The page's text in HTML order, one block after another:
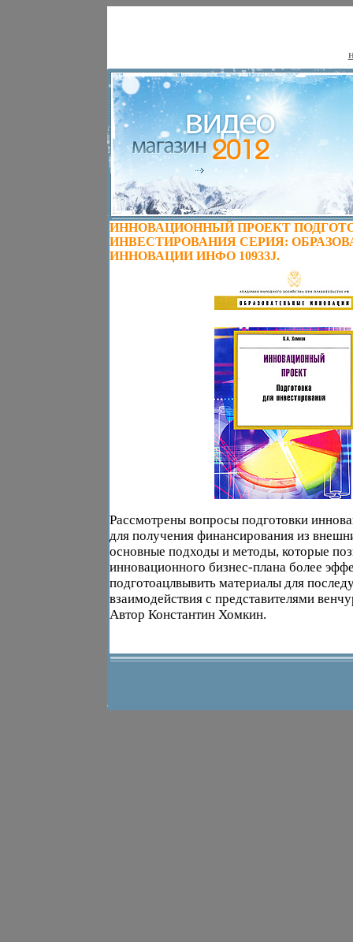
ИННОВАЦИОННЫЙ ПРОЕКТ
ИНВЕСТИРОВАНИЯ СЕРИЯ:
ИННОВАЦИИ ИНФО 10933J.
Рассмотрены вопросы подготовки
для получения финансирования из
основные подходы и методы, которые
инновационного бизнес-плана более
подготоацлвывить материалы для
взаимодействия с представителями
Автор Константин Хомкин.